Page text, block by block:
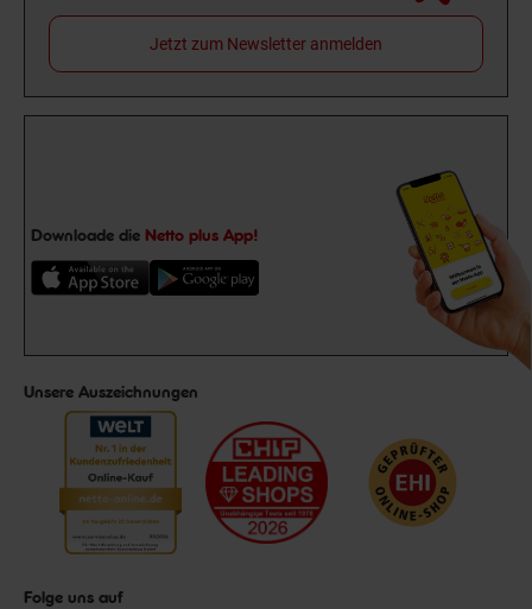
Jetzt zum Newsletter anmelden
Downloade die Netto plus App!
Unsere Auszeichnungen
Folge uns auf